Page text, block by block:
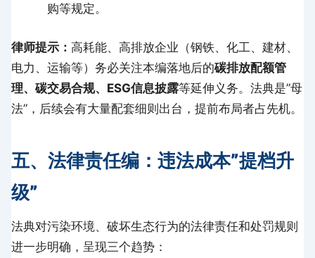
购等规定。
律师提示： 高耗能、高排放企业（钢铁、化工、建材、
电力、运输等）务必关注本编落地后的碳排放配额管
理、碳交易合规、ESG信息披露等延伸义务。法典是”母
法”，后续会有大量配套细则出台，提前布局者占先机。
五、法律责任编：违法成本”提档升
级”
法典对污染环境、破坏生态行为的法律责任和处罚规则
进一步明确，呈现三个趋势：